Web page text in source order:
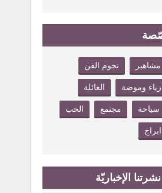
مشاهير نجوم الفن
وموضة العائلة
سياحة مجتمع الحب
ابراج
الإخباريّة